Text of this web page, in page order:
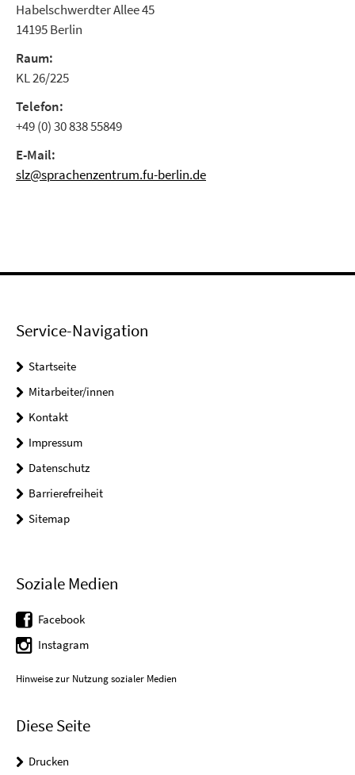
Habelschwerdter Allee 45
14195 Berlin
Raum:
KL 26/225
Telefon:
+49 (0) 30 838 55849
E-Mail:
slz@sprachenzentrum.fu-berlin.de
Service-Navigation
Startseite
Mitarbeiter/innen
Kontakt
Impressum
Datenschutz
Barrierefreiheit
Sitemap
Soziale Medien
Facebook
Instagram
Hinweise zur Nutzung sozialer Medien
Diese Seite
Drucken